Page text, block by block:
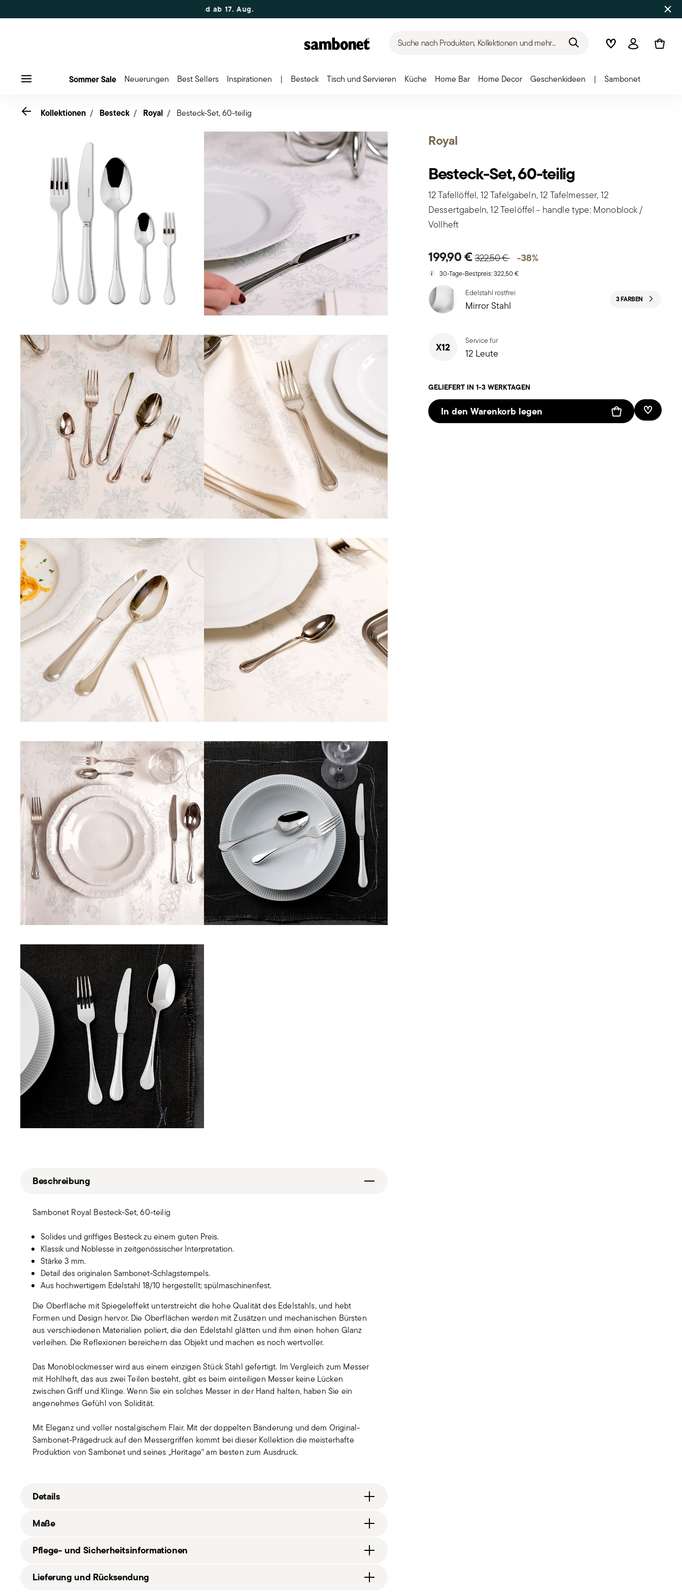
Bis zu 50% Rabatt |
Suche nach Produkten, Kollektionen und mehr... WishlistAnmelden
Sommer Sale Neuerungen Best Sellers Inspirationen | Besteck Tisch und Servieren Küche Home Bar Home Decor Geschenkideen | Sambonet
Royal
Besteck-Set, 60-teilig
12 Tafellöffel, 12 Tafelgabeln, 12 Tafelmesser, 12
Dessertgabeln, 12 Teelöffel - handle type: Monoblock /
Vollheft
199,90 €Price reduced from
322,50 € -38%
30-Tage-Bestpreis:322,50 €
Edelstahl rostfrei
Mirror Stahl 3 FARBEN
X12 Service für
12 Leute
GELIEFERT IN 1-3 WERKTAGEN
In den Warenkorb legen Add To
Go back
Kollektionen Besteck Royal Besteck-Set, 60-teilig
Beschreibung
Sambonet Royal Besteck-Set, 60-teilig
Solides und griffiges Besteck zu einem guten Preis.
Klassik und Noblesse in zeitgenössischer Interpretation.
Stärke 3 mm.
Detail des originalen Sambonet-Schlagstempels.
Aus hochwertigem Edelstahl 18/10 hergestellt; spülmaschinenfest.
Die Oberfläche mit Spiegeleffekt unterstreicht die hohe Qualität des Edelstahls, und hebt
Formen und Design hervor. Die Oberflächen werden mit Zusätzen und mechanischen Bürsten
aus verschiedenen Materialien poliert, die den Edelstahl glätten und ihm einen hohen Glanz
verleihen. Die Reflexionen bereichern das Objekt und machen es noch wertvoller.
Das Monoblockmesser wird aus einem einzigen Stück Stahl gefertigt. Im Vergleich zum Messer
mit Hohlheft, das aus zwei Teilen besteht, gibt es beim einteiligen Messer keine Lücken
zwischen Griff und Klinge. Wenn Sie ein solches Messer in der Hand halten, haben Sie ein
angenehmes Gefühl von Solidität.
Mit Eleganz und voller nostalgischem Flair. Mit der doppelten Bänderung und dem Original-
Sambonet-Prägedruck auf den Messergriffen kommt bei dieser Kollektion die meisterhafte
Produktion von Sambonet und seines „Heritage“ am besten zum Ausdruck.
Details
Mirror Stahl
8014808393037
Maße
30,80 cm
Pflege- und Sicherheitsinformationen
Lieferung und Rücksendung